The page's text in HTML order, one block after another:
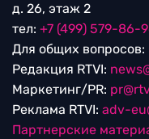
д. 26, этаж 2
тел: +7 (499) 579-86-
Для общих вопросов:
Редакция RTVI:
Маркетинг/PR:
Реклама RTVI: adv-
Партнерские